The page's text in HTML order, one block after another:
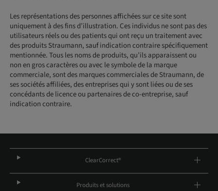
Les représentations des personnes affichées sur ce site sont
uniquement à des fins d’illustration. Ces individus ne sont pas des
utilisateurs réels ou des patients qui ont reçu un traitement avec
des produits Straumann, sauf indication contraire spécifiquement
mentionnée. Tous les noms de produits, qu’ils apparaissent ou
non en gros caractères ou avec le symbole de la marque
commerciale, sont des marques commerciales de Straumann, de
ses sociétés affiliées, des entreprises qui y sont liées ou de ses
concédants de licence ou partenaires de co-entreprise, sauf
indication contraire.
ClearCorrect®
Produits et solutions